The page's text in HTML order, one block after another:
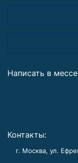
Написать в
Контакты:
г. Москва, ул.